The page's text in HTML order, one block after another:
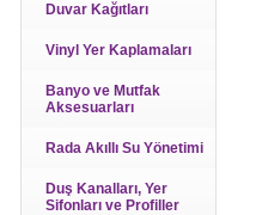
Duvar Kağıtları
Vinyl Yer Kaplamaları
Banyo ve Mutfak
Aksesuarları
Rada Akıllı Su Yönetimi
Duş Kanalları, Yer
Sifonları ve Profiller